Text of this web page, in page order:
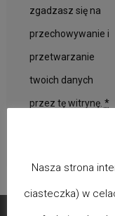
zgadzasz się na
przechowywanie i
przetwarzanie
twoich danych
przez tę witrynę. *
Nasza strona
ciasteczka) w